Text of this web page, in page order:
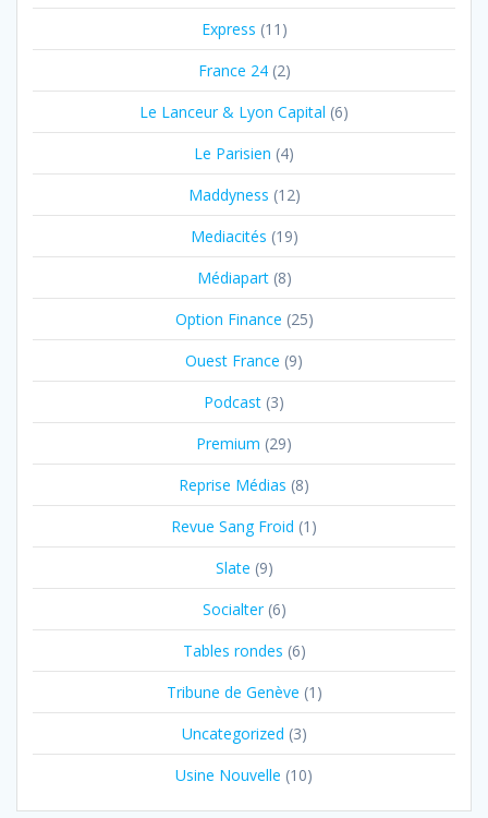
Express (11)
France 24(2)
Le Lanceur & Lyon Capital (6)
Le Parisien (4)
Maddyness (12)
Mediacités (19)
Médiapart(8)
Option Finance (25)
Ouest France (9)
Podcast (3)
Premium (29)
Reprise Médias (8)
Revue Sang Froid (1)
Slate (9)
Socialter(6)
Tables rondes (6)
Tribune de Genève (1)
Uncategorized (3)
Usine Nouvelle (10)